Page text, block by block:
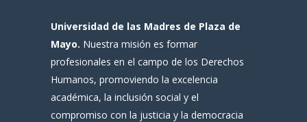
Universidad de las Madres de Plaza de
Mayo. Nuestra misión es formar
profesionales en el campo de los Derechos
Humanos, promoviendo la excelencia
académica, la inclusión social y el
compromiso con la justicia y la democracia